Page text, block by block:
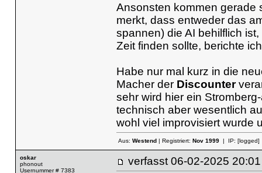
Ansonsten kommen gerade
merkt, dass entweder das
spannen) die AI behilflich
Zeit finden sollte, berichte
Habe nur mal kurz in die
Macher der Discounter
sehr wird hier ein
technisch aber wesentlich
wohl viel improvisiert wurde
Aus: Westend| Registriert: Nov 1999| IP: [logged]
oskar
phonout
Usernummer # 7383
verfasst 06-02-2025